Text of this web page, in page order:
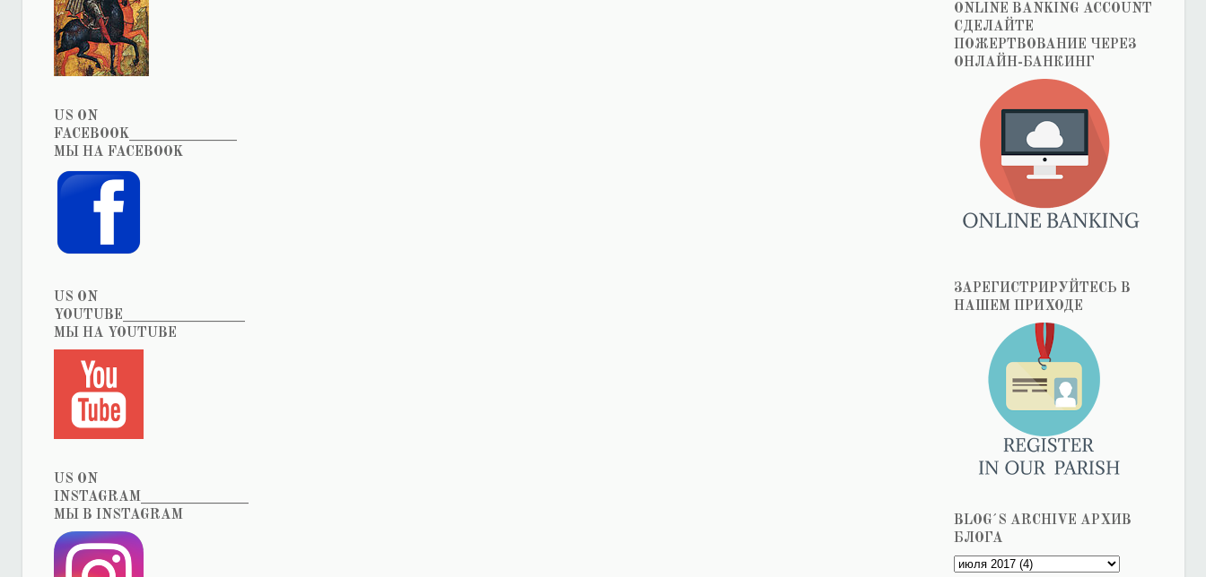
US ON
FACEBOOK_______________
МЫ НА FACEBOOK
US ON
YOUTUBE_________________
МЫ НА YOUTUBE
US ON
INSTAGRAM_______________
МЫ В INSTAGRAM
ONLINE BANKING ACCOUNT
СДЕЛАЙТЕ
ПОЖЕРТВОВАНИЕ ЧЕРЕЗ
ОНЛАЙН-БАНКИНГ
ЗАРЕГИСТРИРУЙТЕСЬ В
НАШЕМ ПРИХОДЕ
BLOG´S ARCHIVE АРХИВ
БЛОГА